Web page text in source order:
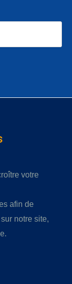
votre
afin de
notre site,